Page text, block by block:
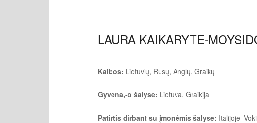
LAURA KAIKARYTE-
Kalbos: Lietuvių, Rusų, Anglų, Graikų
Gyvena,-o šalyse: Lietuva, Graikija
Patirtis dirbant su įmonėmis šalyse: Italijoje,